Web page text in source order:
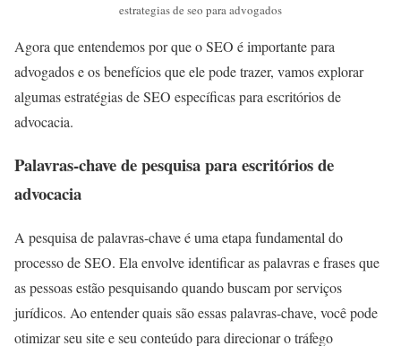
estrategias de seo para advogados
Agora que entendemos por que o SEO é importante para
advogados e os benefícios que ele pode trazer, vamos explorar
algumas estratégias de SEO específicas para escritórios de
advocacia.
Palavras-chave de pesquisa para escritórios de
advocacia
A pesquisa de palavras-chave é uma etapa fundamental do
processo de SEO. Ela envolve identificar as palavras e frases que
as pessoas estão pesquisando quando buscam por serviços
jurídicos. Ao entender quais são essas palavras-chave, você pode
otimizar seu site e seu conteúdo para direcionar o tráfego